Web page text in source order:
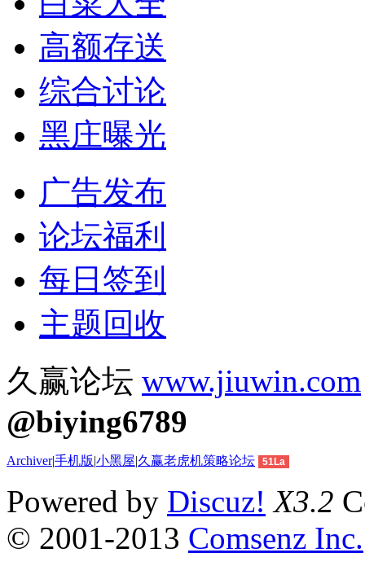
高额存送
综合讨论
黑庄曝光
广告发布
论坛福利
每日签到
主题回收
久赢论坛 www.jiuwin.com
@biying6789
Archiver|手机版|小黑屋|久赢老虎机策略论坛 51La
Powered by Discuz! X3.2
© 2001-2013 Comsenz Inc.